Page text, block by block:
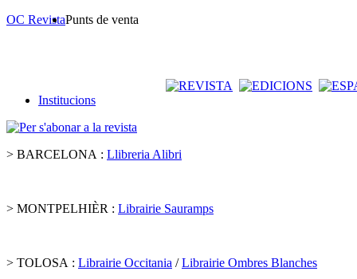
OC RevistaPunts de venta
Institucions
> BARCELONA : Llibreria Alibri
> MONTPELHIÈR : Librairie Sauramps
> TOLOSA : Librairie Occitania /Librairie Ombres Blanches